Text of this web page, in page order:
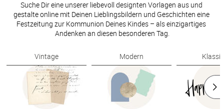
Suche Dir eine unserer liebevoll designten Vorlagen aus und
gestalte online mit Deinen Lieblingsbildern und Geschichten eine
Festzeitung zur Kommunion Deines Kindes – als einzigartiges
Andenken an diesen besonderen Tag.
Vintage Modern